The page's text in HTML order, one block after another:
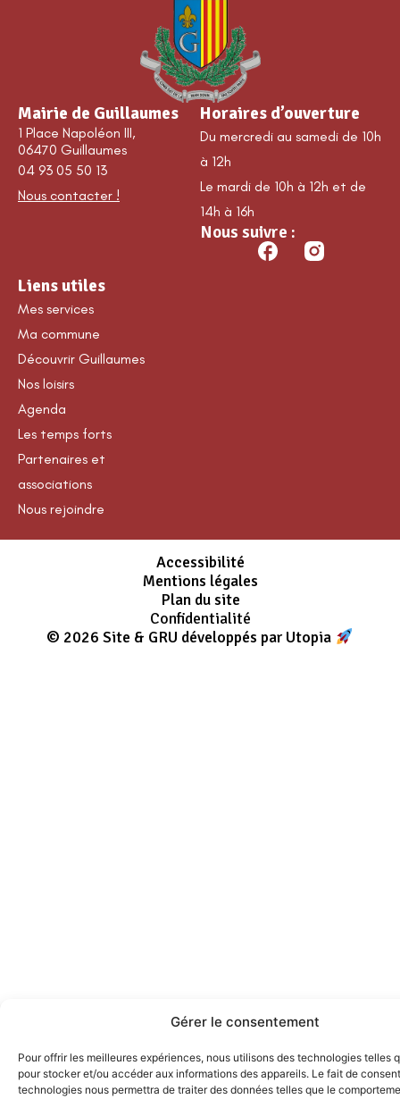
Gérer le consentement
Pour offrir les meilleures expériences, nous utilisons des technologies telles
pour stocker et/ou accéder aux informations des appareils. Le fait de
technologies nous permettra de traiter des données telles que le
Mairie de Guillaumes
1 Place Napoléon III,
06470 Guillaumes
04 93 05 50 13
Nous contacter !
Horaires d’ouverture
Du mercredi au samedi de 10h
à 12h
Le mardi de 10h à 12h et de
14h à 16h
Nous suivre :
Liens utiles
Mes services
Ma commune
Découvrir Guillaumes
Nos loisirs
Agenda
Les temps forts
Partenaires et
associations
Nous rejoindre
Accessibilité
Mentions légales
Plan du site
Confidentialité
© 2026 Site & GRU développés par Utopia